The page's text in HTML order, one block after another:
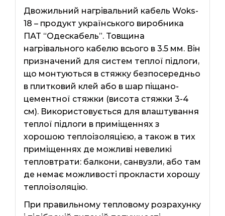
Двожильний нагрівальний кабель Woks-
18 – продукт українського виробника
ПАТ “Одескабель”. Товщина
нагрівального кабелю всього в 3.5 мм. Він
призначений для систем теплої підлоги,
що монтуються в стяжку безпосередньо
в плитковий клей або в шар піщано-
цементної стяжки (висота стяжки 3-4
см). Використовується для влаштування
теплої підлоги в приміщеннях з
хорошою теплоізоляцією, а також в тих
приміщеннях де можливі невеликі
тепловтрати: балкони, санвузли, або там
де немає можливості прокласти хорошу
теплоізоляцію.
При правильному тепловому розрахунку